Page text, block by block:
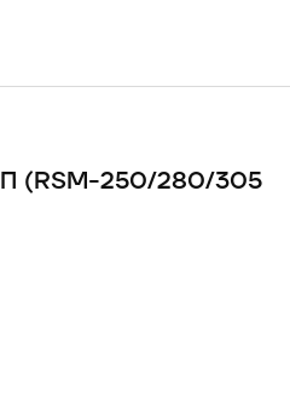
(RSM-250/280/305